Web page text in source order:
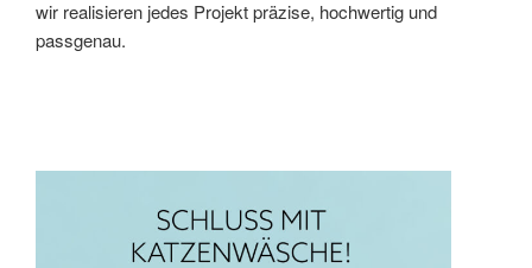
wir realisieren jedes Projekt präzise, hochwertig und
passgenau.